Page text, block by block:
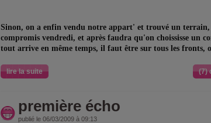
Sinon, on a enfin vendu notre appart' et trouvé un terrain,
compromis vendredi, et après faudra qu'on choississe un
tout arrive en même temps, il faut être sur tous les fronts,
lire la suite (7)
première écho
publié le 06/03/2009 à 09:13